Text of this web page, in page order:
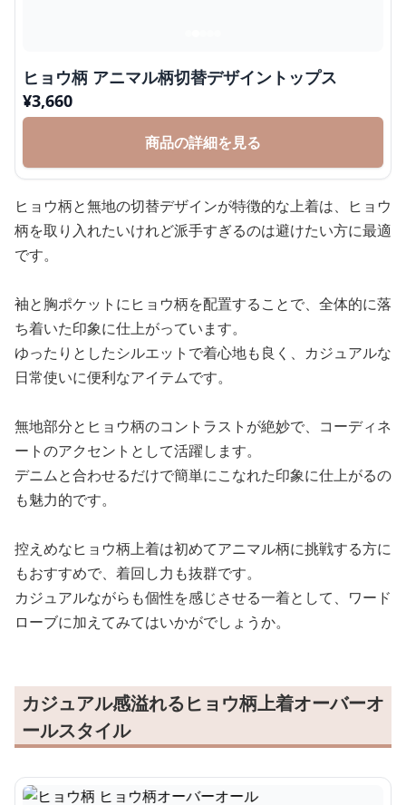
ヒョウ柄 アニマル柄切替デザイントップス
¥3,660
商品の詳細を見る
ヒョウ柄と無地の切替デザインが特徴的な上着は、ヒョウ
柄を取り入れたいけれど派手すぎるのは避けたい方に最適
です。
袖と胸ポケットにヒョウ柄を配置することで、全体的に落
ち着いた印象に仕上がっています。
ゆったりとしたシルエットで着心地も良く、カジュアルな
日常使いに便利なアイテムです。
無地部分とヒョウ柄のコントラストが絶妙で、コーディネ
ートのアクセントとして活躍します。
デニムと合わせるだけで簡単にこなれた印象に仕上がるの
も魅力的です。
控えめなヒョウ柄上着は初めてアニマル柄に挑戦する方に
もおすすめで、着回し力も抜群です。
カジュアルながらも個性を感じさせる一着として、ワード
ローブに加えてみてはいかがでしょうか。
カジュアル感溢れるヒョウ柄上着オーバーオ
ールスタイル